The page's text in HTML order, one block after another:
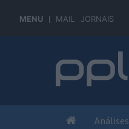
MENU MAIL JORNAIS
Análises